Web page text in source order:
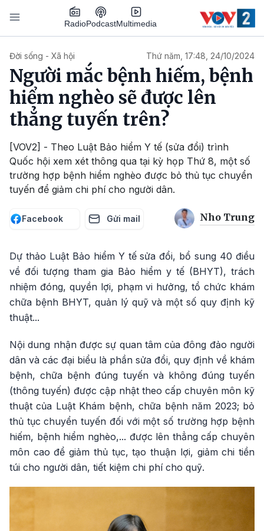
Nhảy đến nội dung
RadioPodcastMultimedia
Đời sống - Xã hội Thứ năm, 17:48, 24/10/2024
Người mắc bệnh hiếm, bệnh
hiểm nghèo sẽ được lên
thẳng tuyến trên?
[VOV2] - Theo Luật Bảo hiểm Y tế (sửa đổi) trình
Quốc hội xem xét thông qua tại kỳ họp Thứ 8, một số
trường hợp bệnh hiểm nghèo được bỏ thủ tục chuyển
tuyến để giảm chi phí cho người dân.
Facebook Gửi mail Nho Trung
Dự thảo Luật Bảo hiểm Y tế sửa đổi, bổ sung 40 điều
về đối tượng tham gia Bảo hiểm y tế (BHYT), trách
nhiệm đóng, quyền lợi, phạm vi hưởng, tổ chức khám
chữa bệnh BHYT, quản lý quỹ và một số quy định kỹ
thuật...
Nội dung nhận được sự quan tâm của đông đảo người
dân và các đại biểu là phần sửa đổi, quy định về khám
bệnh, chữa bệnh đúng tuyến và không đúng tuyến
(thông tuyến) được cập nhật theo cấp chuyên môn kỹ
thuật của Luật Khám bệnh, chữa bệnh năm 2023; bỏ
thủ tục chuyển tuyến đối với một số trường hợp bệnh
hiếm, bệnh hiểm nghèo,... được lên thẳng cấp chuyên
môn cao để giảm thủ tục, tạo thuận lợi, giảm chi tiền
túi cho người dân, tiết kiệm chi phí cho quỹ.